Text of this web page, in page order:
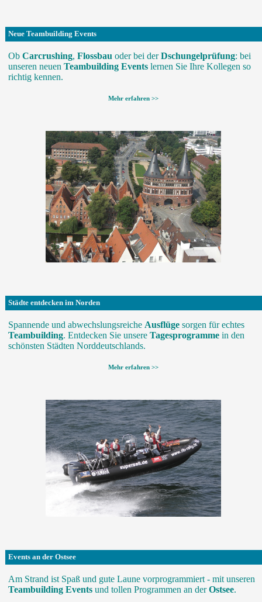
Neue Teambuilding Events
Ob Carcrushing, Flossbau oder bei derDschungelprüfung: bei
unseren neuen Teambuilding Eventslernen Sie Ihre Kollegen so
richtig kennen.
Mehr erfahren >>
Städte entdecken im Norden
Spannende und abwechslungsreiche Ausflügesorgen für echtes
Teambuilding. Entdecken Sie unsere Tagesprogrammein den
schönsten Städten Norddeutschlands.
Mehr erfahren >>
Events an der Ostsee
Am Strand ist Spaß und gute Laune vorprogrammiert - mit unseren
Teambuilding Eventsund tollen Programmen an derOstsee.